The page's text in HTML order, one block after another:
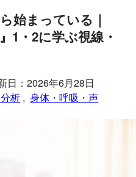
始まっている｜
1・2に学ぶ視線・
日：2026年6月28日
析 , 身体・呼吸・声